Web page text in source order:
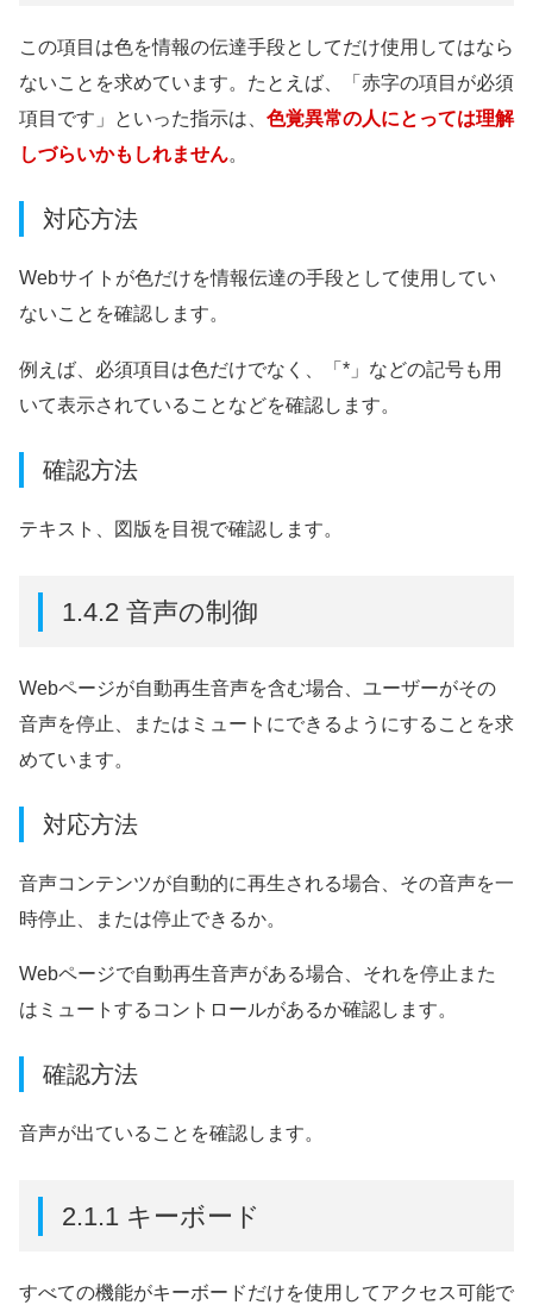
この項目は色を情報の伝達手段としてだけ使用してはなら
ないことを求めています。たとえば、「赤字の項目が必須
項目です」といった指示は、 色覚異常の人にとっては理解
しづらいかもしれません。
対応方法
Webサイトが色だけを情報伝達の手段として使用してい
ないことを確認します。
例えば、必須項目は色だけでなく、「*」などの記号も用
いて表示されていることなどを確認します。
確認方法
テキスト、図版を目視で確認します。
1.4.2 音声の制御
Webページが自動再生音声を含む場合、ユーザーがその
音声を停止、またはミュートにできるようにすることを求
めています。
対応方法
音声コンテンツが自動的に再生される場合、その音声を一
時停止、または停止できるか。
Webページで自動再生音声がある場合、それを停止また
はミュートするコントロールがあるか確認します。
確認方法
音声が出ていることを確認します。
2.1.1 キーボード
すべての機能がキーボードだけを使用してアクセス可能で